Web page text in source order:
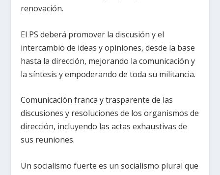
renovación.
El PS deberá promover la discusión y el
intercambio de ideas y opiniones, desde la base
hasta la dirección, mejorando la comunicación y
la síntesis y empoderando de toda su militancia.
Comunicación franca y trasparente de las
discusiones y resoluciones de los organismos de
dirección, incluyendo las actas exhaustivas de
sus reuniones.
Un socialismo fuerte es un socialismo plural que